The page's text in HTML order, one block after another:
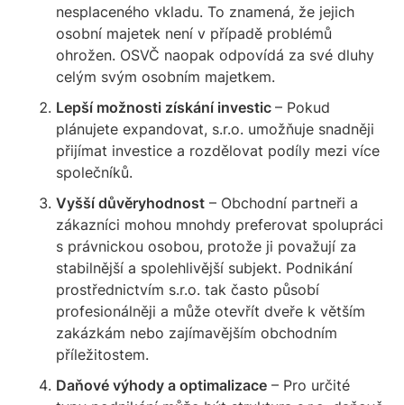
nesplaceného vkladu. To znamená, že jejich
osobní majetek není v případě problémů
ohrožen. OSVČ naopak odpovídá za své dluhy
celým svým osobním majetkem.
Lepší možnosti získání investic– Pokud
plánujete expandovat, s.r.o. umožňuje snadněji
přijímat investice a rozdělovat podíly mezi více
společníků.
Vyšší důvěryhodnost – Obchodní partneři a
zákazníci mohou mnohdy preferovat spolupráci
s právnickou osobou, protože ji považují za
stabilnější a spolehlivější subjekt. Podnikání
prostřednictvím s.r.o. tak často působí
profesionálněji a může otevřít dveře k větším
zakázkám nebo zajímavějším obchodním
příležitostem.
Daňové výhody a optimalizace – Pro určité